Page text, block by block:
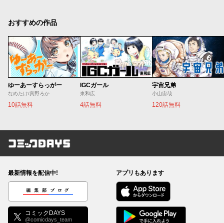
おすすめの作品
ゆーあーすらっがー
なめたけ/真野ろか
10話無料
IGCガール
東和広
4話無料
宇宙兄弟
小山宙哉
120話無料
コミックDAYS
最新情報を配信中!
編集部ブログ
コミックDAYS
@comicdays_team
アプリもあります